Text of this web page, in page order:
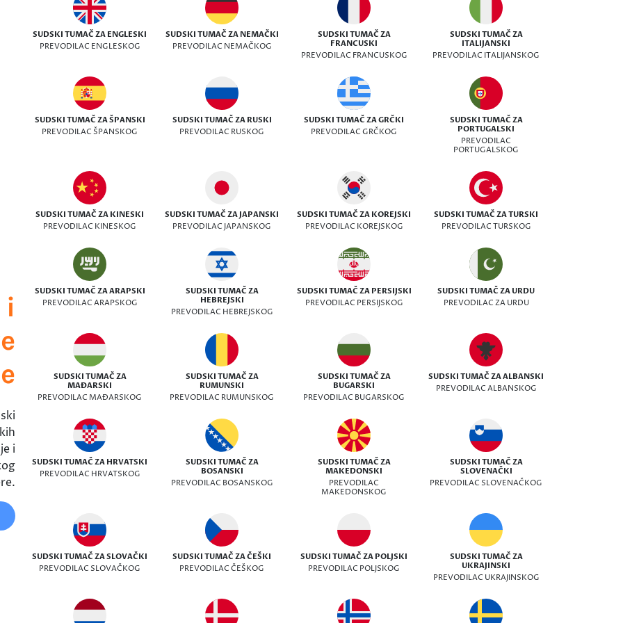
i
i
SUDSKI TUMAČ ZA ENGLESKI
PREVODILAC ENGLESKOG
SUDSKI TUMAČ ZA NEMAČKI
PREVODILAC NEMAČKOG
SUDSKI TUMAČ ZA
FRANCUSKI
PREVODILAC FRANCUSKOG
SUDSKI TUMAČ ZA
ITALIJANSKI
PREVODILAC ITALIJANSKOG
SUDSKI TUMAČ ZA ŠPANSKI
PREVODILAC ŠPANSKOG
SUDSKI TUMAČ ZA RUSKI
PREVODILAC RUSKOG
SUDSKI TUMAČ ZA GRČKI
PREVODILAC GRČKOG
SUDSKI TUMAČ ZA
PORTUGALSKI
PREVODILAC
PORTUGALSKOG
SUDSKI TUMAČ ZA KINESKI
PREVODILAC KINESKOG
SUDSKI TUMAČ ZA JAPANSKI
PREVODILAC JAPANSKOG
SUDSKI TUMAČ ZA KOREJSKI
PREVODILAC KOREJSKOG
SUDSKI TUMAČ ZA TURSKI
PREVODILAC TURSKOG
SUDSKI TUMAČ ZA ARAPSKI
PREVODILAC ARAPSKOG
SUDSKI TUMAČ ZA
HEBREJSKI
PREVODILAC HEBREJSKOG
SUDSKI TUMAČ ZA PERSIJSKI
PREVODILAC PERSIJSKOG
SUDSKI TUMAČ ZA URDU
PREVODILAC ZA URDU
SUDSKI TUMAČ ZA
MAĐARSKI
PREVODILAC MAĐARSKOG
SUDSKI TUMAČ ZA
RUMUNSKI
PREVODILAC RUMUNSKOG
SUDSKI TUMAČ ZA
BUGARSKI
PREVODILAC BUGARSKOG
SUDSKI TUMAČ ZA ALBANSKI
PREVODILAC ALBANSKOG
SUDSKI TUMAČ ZA HRVATSKI
PREVODILAC HRVATSKOG
SUDSKI TUMAČ ZA
BOSANSKI
PREVODILAC BOSANSKOG
SUDSKI TUMAČ ZA
MAKEDONSKI
PREVODILAC
MAKEDONSKOG
SUDSKI TUMAČ ZA
SLOVENAČKI
PREVODILAC SLOVENAČKOG
SUDSKI TUMAČ ZA SLOVAČKI
PREVODILAC SLOVAČKOG
SUDSKI TUMAČ ZA ČEŠKI
PREVODILAC ČEŠKOG
SUDSKI TUMAČ ZA POLJSKI
PREVODILAC POLJSKOG
SUDSKI TUMAČ ZA
UKRAJINSKI
PREVODILAC UKRAJINSKOG